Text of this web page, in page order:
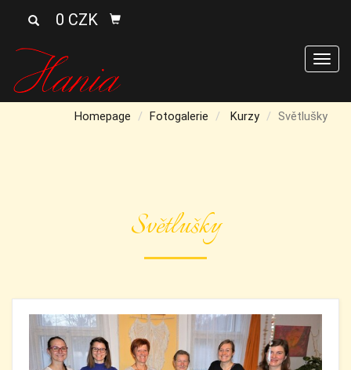
0 CZK
Homepage Fotogalerie Kurzy Světlušky
Světlušky